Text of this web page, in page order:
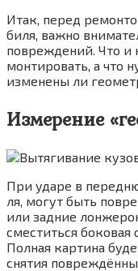
Итак, перед
би­ля, важ­но
повре­жде­ний. Что и
мон­ти­ро­вать, а что
изме­не­ны ли
Измерение
При уда­ре в
ля, могут быть
или зад­ние
сме­стить­ся боко­вая
Пол­ная кар­ти­на
сня­тия